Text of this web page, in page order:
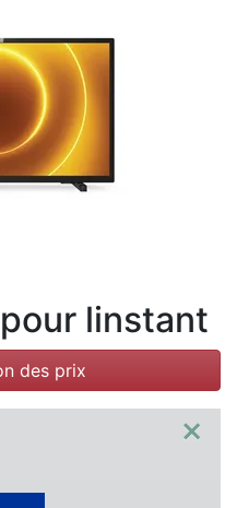
linstant
des prix
×